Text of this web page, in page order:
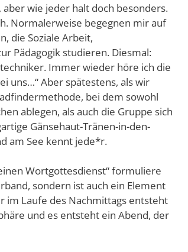
wie jeder halt doch besonders.
Normalerweise begegnen mir auf
die Soziale Arbeit,
Pädagogik studieren. Diesmal:
Immer wieder höre ich die
uns…“ Aber spätestens, als wir
bei dem sowohl
ablegen, als auch die Gruppe sich
Gänsehaut-Tränen-in-den-
am See kennt jede*r.
Wortgottesdienst“ formuliere
sondern ist auch ein Element
im Laufe des Nachmittags entsteht
und es entsteht ein Abend, der